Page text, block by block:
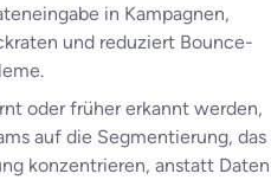
in Kampagnen,
und reduziert Bounce-
oder früher erkannt werden,
auf die Segmentierung, das
konzentrieren, anstatt Daten